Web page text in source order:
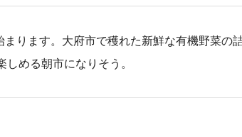
ります。大府市で穫れた新鮮な有機野菜の
める朝市になりそう。